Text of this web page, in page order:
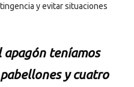
y evitar situaciones
teníamos
y cuatro